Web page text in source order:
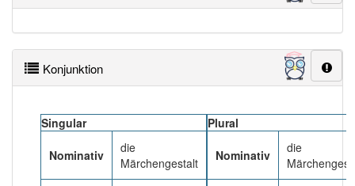
PowerIndex:3
Häufigkeit: 4 von 10
anderen Artikeldie
Konjunktion
Singular
Nominativ
die
Märchengestalt
Plural
Nominativ
die